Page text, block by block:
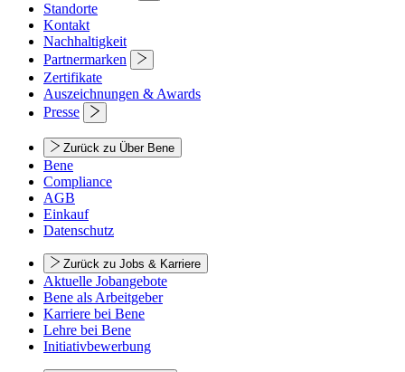
Standorte
Kontakt
Nachhaltigkeit
Partnermarken
Zertifikate
Auszeichnungen & Awards
Presse
Zurück zu Über Bene
Bene
Compliance
AGB
Einkauf
Datenschutz
Zurück zu Jobs & Karriere
Aktuelle Jobangebote
Bene als Arbeitgeber
Karriere bei Bene
Lehre bei Bene
Initiativbewerbung